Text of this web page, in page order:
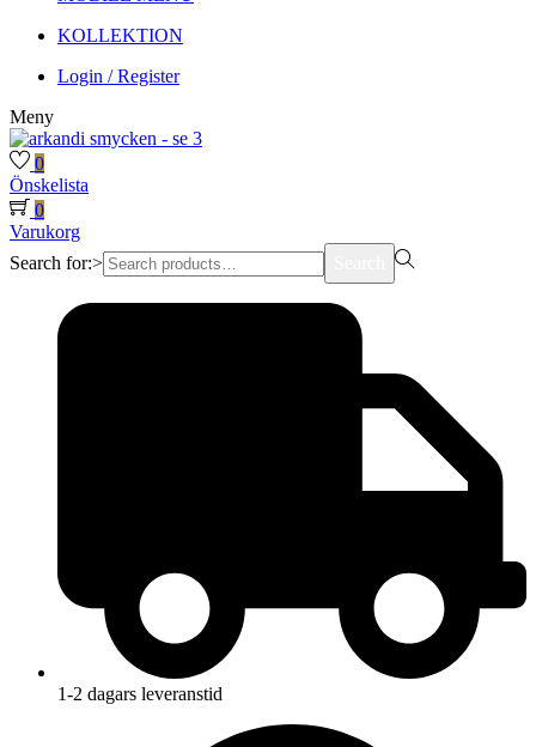
KOLLEKTION
Login / Register
Meny
0
Önskelista
0
Varukorg
Search for:>
1-2 dagars leveranstid